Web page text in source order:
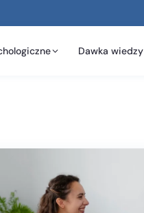
Dawka wiedzy